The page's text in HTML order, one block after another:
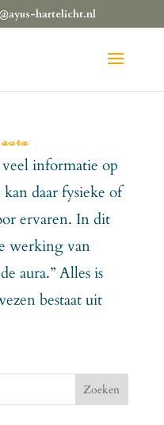
hartelicht.nl
aura
informatie op
daar fysieke of
ervaren. In dit
werking van
aura.” Alles is
bestaat uit
Zoeken